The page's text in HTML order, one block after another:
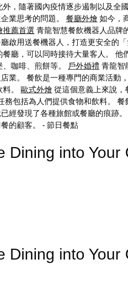
，隨著國內疫情逐步遏制以及全
業思考的問題。 餐廳外燴 如今，
推薦首選 青龍智慧餐飲機器人品牌
啟用送餐機器人，打造更安全的
廳，可以同時接待大量客人。
咖啡、煎餅等。 戶外婚禮 青龍智
業。 餐飲是一種專門的商業活動
。 歐式外燴 從這個意義上來說，
務包括為人們提供食物和飲料。
經發現了各種旅館或餐廳的痕跡
的顧客。 - 節日餐點
Dining into
Dining into